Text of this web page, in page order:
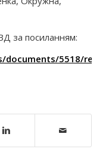
за посиланням:
documents/5518/